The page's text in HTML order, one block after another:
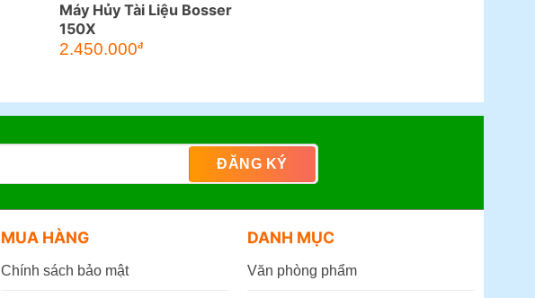
Máy Hủy Tài Liệu Bosser
150X
2.450.000đ
MUA HÀNG
Chính sách bảo mật
DANH MỤC
Văn phòng phẩm